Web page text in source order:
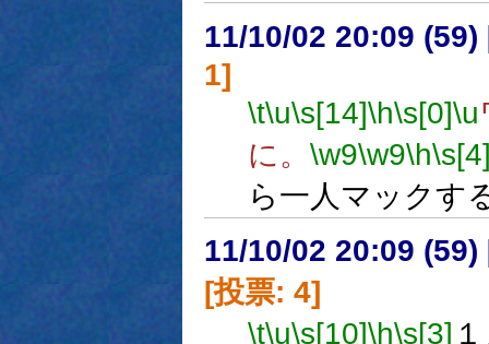
11/10/02 20:09 (59)
1]
\t\u\s[14]\h\s[0]\u
に。 \w9\w9\h
ら一人マックす
11/10/02 20:09 (59)
[投票: 4]
\t\u\s[10]\h\s[3]